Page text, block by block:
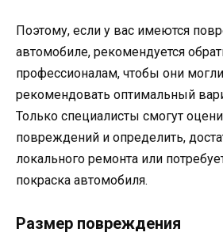
Поэтому, если у вас имеются
автомобиле, рекомендуется
профессионалам, чтобы они
рекомендовать оптимальный
Только специалисты смогут
повреждений и определить,
локального ремонта или
покраска автомобиля.
Размер повреждения